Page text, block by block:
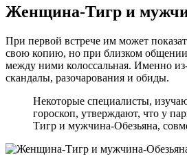
Женщина-Тигр и
При первой встрече им может
свою копию, но при близком общении
между ними колоссальная. Именно
скандалы, разочарования и обиды.
Некоторые специалисты,
гороскоп, утверждают, что у
Тигр и мужчина-Обезьяна,